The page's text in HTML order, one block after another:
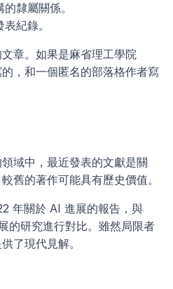
隸屬關係。
紀錄。
章。如果是麻省理工學院
，和一個匿名的部落格作者寫
域中，最近發表的文獻是關
舊的著作可能具有歷史價值。
年關於 AI 進展的報告，與
的研究進行對比。雖然局限者
了現代見解。